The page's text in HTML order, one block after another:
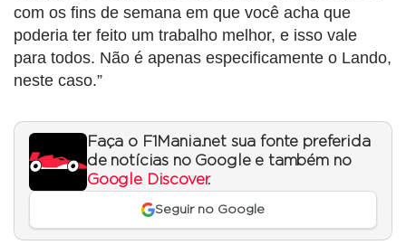
com os fins de semana em que você acha que
poderia ter feito um trabalho melhor, e isso vale
para todos. Não é apenas especificamente o Lando,
neste caso.”
Faça o F1Mania.net sua fonte preferida
de notícias no Google e também no
Google Discover.
Seguir no Google